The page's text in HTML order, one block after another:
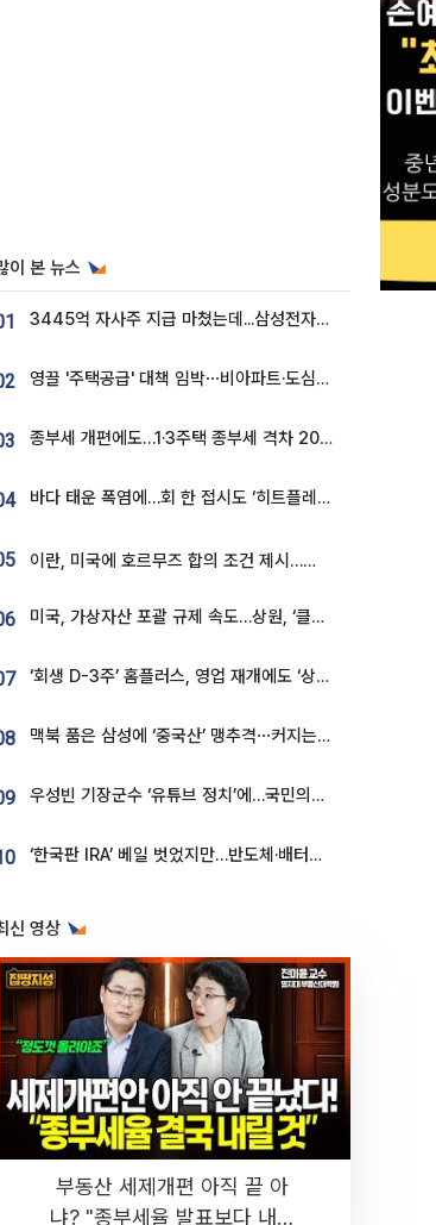
이 본 뉴스
3445억 자사주 지급 마쳤는데...삼성전자 DX노조, 뒤늦은 '떼쓰기 집회'
영끌 '주택공급' 대책 임박⋯비아파트·도심복합까지 총동원
종부세 개편에도…1·3주택 종부세 격차 2028년부터 확대
바다 태운 폭염에…회 한 접시도 ‘히트플레이션’
이란, 미국에 호르무즈 합의 조건 제시…美 “경기 아직 안 끝나” [종합]
미국, 가상자산 포괄 규제 속도…상원, ‘클래리티법’ 9월 절차투표 추진
‘회생 D-3주’ 홈플러스, 영업 재개에도 ‘상품 공급망’ 복구가 생존 관건
맥북 품은 삼성에 ‘중국산’ 맹추격⋯커지는 노트북 OLED 시장
우성빈 기장군수 ‘유튜브 정치’에…국민의힘 군의원들 집단 반발
‘한국판 IRA’ 베일 벗었지만…반도체·배터리 업계 “시행령이 관건”
신 영상
부동산 세제개편 아직 끝 아
냐? "종부세율 발표보다 내릴